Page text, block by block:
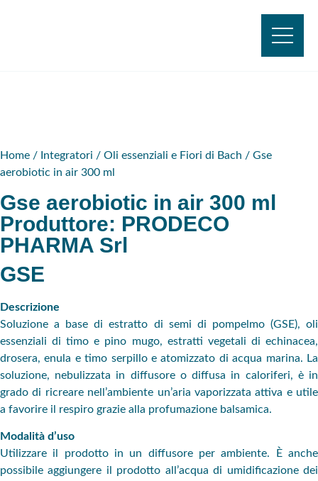
Home / Integratori / Oli essenziali e Fiori di Bach / Gse
aerobiotic in air 300 ml
Gse aerobiotic in air 300 ml
Produttore: PRODECO
PHARMA Srl
GSE
Descrizione
Soluzione a base di estratto di semi di pompelmo (GSE), oli
essenziali di timo e pino mugo, estratti vegetali di echinacea,
drosera, enula e timo serpillo e atomizzato di acqua marina. La
soluzione, nebulizzata in diffusore o diffusa in caloriferi, è in
grado di ricreare nell’ambiente un’aria vaporizzata attiva e utile
a favorire il respiro grazie alla profumazione balsamica.
Modalità d’uso
Utilizzare il prodotto in un diffusore per ambiente. È anche
possibile aggiungere il prodotto all’acqua di umidificazione dei